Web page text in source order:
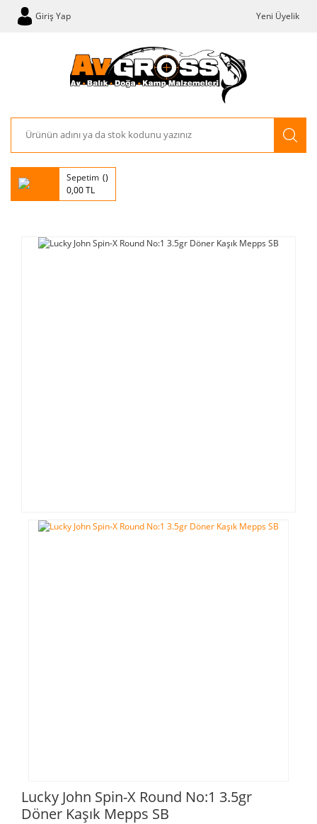
Giriş Yap Yeni Üyelik
Sepetim
0,00 TL
Lucky John Spin-X Round No:1 3.5gr
Döner Kaşık Mepps SB